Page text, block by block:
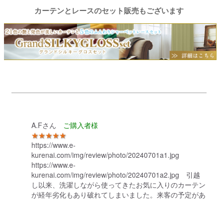
カーテンとレースのセット販売もございます
A.Fさん
★★★★★
https://www.e-
kurenai.com/img/review/photo/20240701a1.jpg
https://www.e-
kurenai.com/img/review/photo/20240701a2.jpg 引越
し以来、洗濯しながら使ってきたお気に入りのカーテン
が経年劣化もあり破れてしまいました。来客の予定があ